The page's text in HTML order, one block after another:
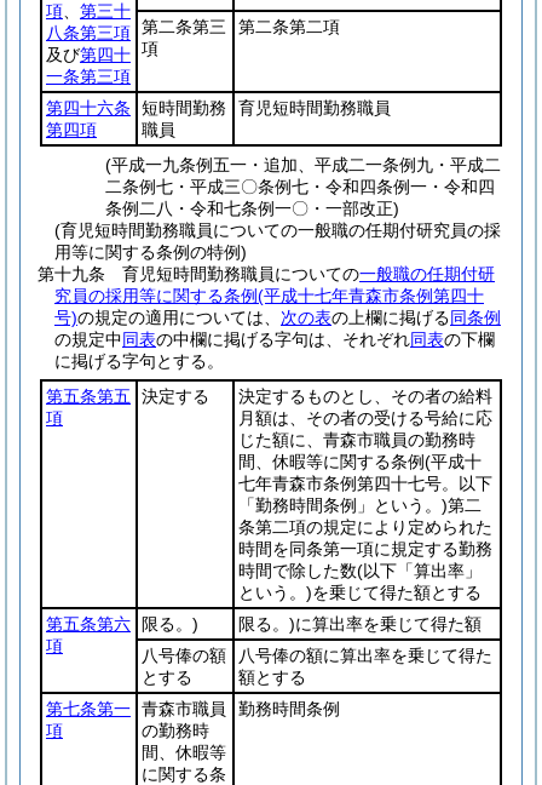
項
第三十
八条第三項
及び第四十
一条第三項
第二条第三
項
第二条第二項
第四十六条
第四項
短時間勤務
職員
育児短時間勤務職員
(平成一九条例五一・追加、平成二一条例九・平成二
二条例七・平成三〇条例七・令和四条例一・令和四
条例二八・令和七条例一〇・一部改正)
(育児短時間勤務職員についての一般職の任期付研究員の採
用等に関する条例の特例)
第十九条
育児短時間勤務職員についての一般職の任期付研
究員の採用等に関する条例(平成十七年青森市条例第四十
号)の規定の適用については、 次の表の上欄に掲げる同条例
の規定中同表の中欄に掲げる字句は、それぞれ同表の下欄
に掲げる字句とする。
第五条第五
項
決定する
決定するものとし、その者の給料
月額は、その者の受ける号給に応
じた額に、青森市職員の勤務時
間、休暇等に関する条例(平成十
七年青森市条例第四十七号。以下
「勤務時間条例」という。)第二
条第二項の規定により定められた
時間を同条第一項に規定する勤務
時間で除した数(以下「算出率」
という。)を乗じて得た額とする
第五条第六
項
限る。)
限る。)に算出率を乗じて得た額
八号俸の額
とする
八号俸の額に算出率を乗じて得た
額とする
第七条第一
項
青森市職員
の勤務時
間、休暇等
に関する条
勤務時間条例